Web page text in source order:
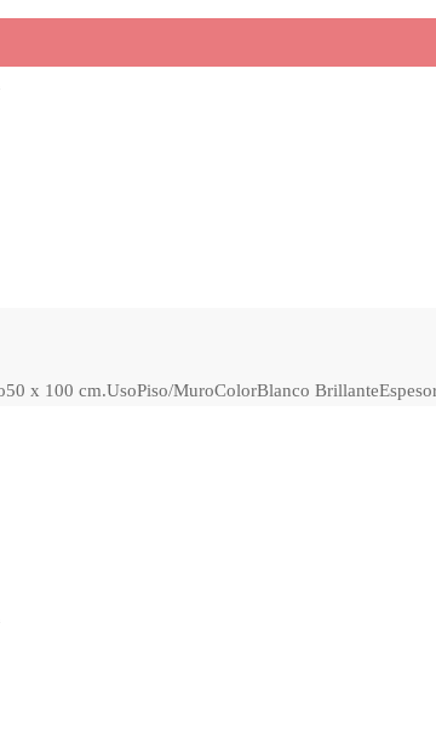
x 100 cm.UsoPiso/MuroColorBlanco